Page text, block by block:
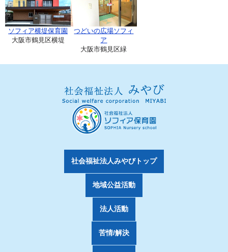
ソフィア横堤保育園
大阪市鶴見区横堤
つどいの広場ソフィ
ア
大阪市鶴見区緑
社会福祉法人みやびトップ
地域公益活動
法人活動
苦情/解決